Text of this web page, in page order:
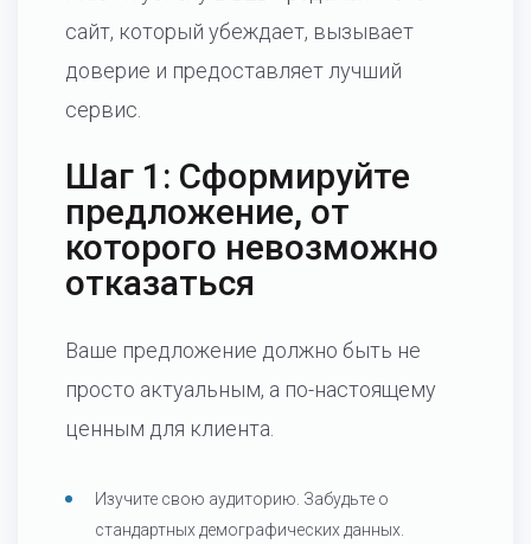
сайт, который убеждает, вызывает
доверие и предоставляет лучший
сервис.
Шаг 1: Сформируйте
предложение, от
которого невозможно
отказаться
Ваше предложение должно быть не
просто актуальным, а по-настоящему
ценным для клиента.
Изучите свою аудиторию. Забудьте о
стандартных демографических данных.